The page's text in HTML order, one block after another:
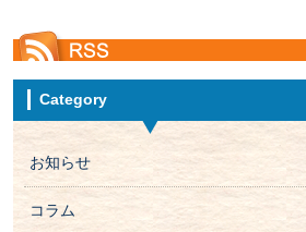
Category
お知らせ
コラム